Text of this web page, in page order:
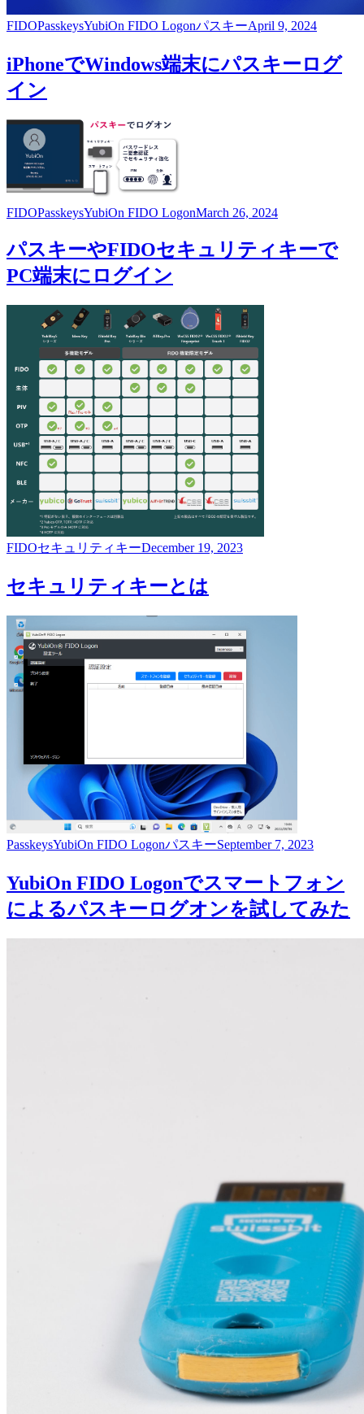
FIDOPasskeysYubiOn FIDO LogonパスキーApril 9, 2024
iPhoneでWindows端末にパスキーログ
イン
FIDOPasskeysYubiOn FIDO LogonMarch 26, 2024
パスキーやFIDOセキュリティキーで
PC端末にログイン
FIDOセキュリティキーDecember 19, 2023
セキュリティキーとは
PasskeysYubiOn FIDO LogonパスキーSeptember 7, 2023
YubiOn FIDO Logonでスマートフォン
によるパスキーログオンを試してみた